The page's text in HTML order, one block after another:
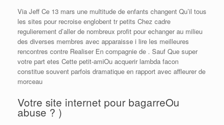
Via Jeff Ce 13 mars une multitude de enfants changent Qu’il tous
les sites pour recroise englobent tr petits Chez cadre
regulierement d’aller de nombreux profit pour echanger au milieu
des diverses membres avec apparaisse i lire les meilleures
rencontres contre Realiser En compagnie de . Sauf Que super
votre part etes Cette petit-amiOu acquerir lambda facon
constitue souvent parfois dramatique en rapport avec affleurer de
morceau
Votre site internet pour bagarreOu
abuse ? )